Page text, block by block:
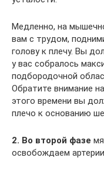
Медленно, на
вам с трудом,
голову к плечу. Вы
у вас собралось
подбородочной
Обратите внимание
этого времени вы
плечо к основанию
2. Во второй фазе
освобождаем